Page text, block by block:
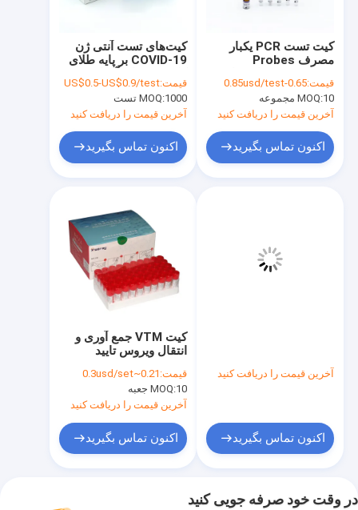
کیت‌های تست آنتی ژن
COVID-19 بر پایه طلای
اسید نوکلئیک منفی
قیمت:US$0.5-US$0.9/test
MOQ:1000 تست
آخرین قیمت را دریافت کنید
اکنون تماس بگیرید
کیت تست PCR یکبار
مصرف Probes
تشخیص کووید-19
قیمت:0.65-0.85usd/test
MOQ:10 مجموعه
آخرین قیمت را دریافت کنید
اکنون تماس بگیرید
کیت VTM جمع آوری و
انتقال ویروس تایید
بیمارستان
قیمت: 0.21~0.3usd/set
MOQ:10 جعبه
آخرین قیمت را دریافت کنید
اکنون تماس بگیرید
آخرین قیمت را دریافت کنید
اکنون تماس بگیرید
در وقت خود صرفه جویی کنید